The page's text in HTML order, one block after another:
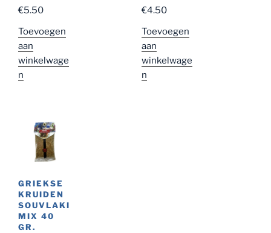
Gewaardeer
d5.00
€5.50
Toevoegen
aan
winkelwage
n
Gewaardeer
d5.00
€4.50
Toevoegen
aan
winkelwage
n
GRIEKSE
KRUIDEN
SOUVLAKI
MIX 40
GR.